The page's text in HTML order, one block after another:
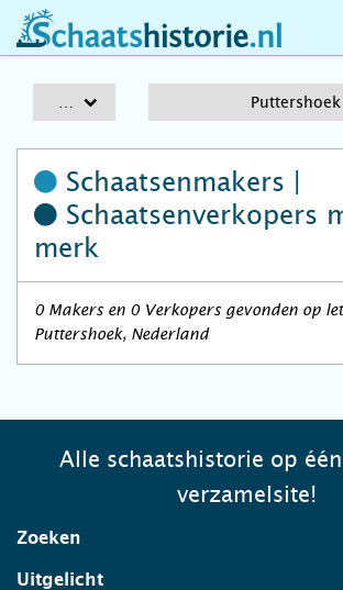
schaatshistorie.nl
Puttershoek
Schaatsenmakers |
Schaatsenverkopers
merk
0 Makers en 0 Verkopers gevonden op
Puttershoek, Nederland
Alle schaatshistorie op
verzamelsite!
Zoeken
Uitgelicht